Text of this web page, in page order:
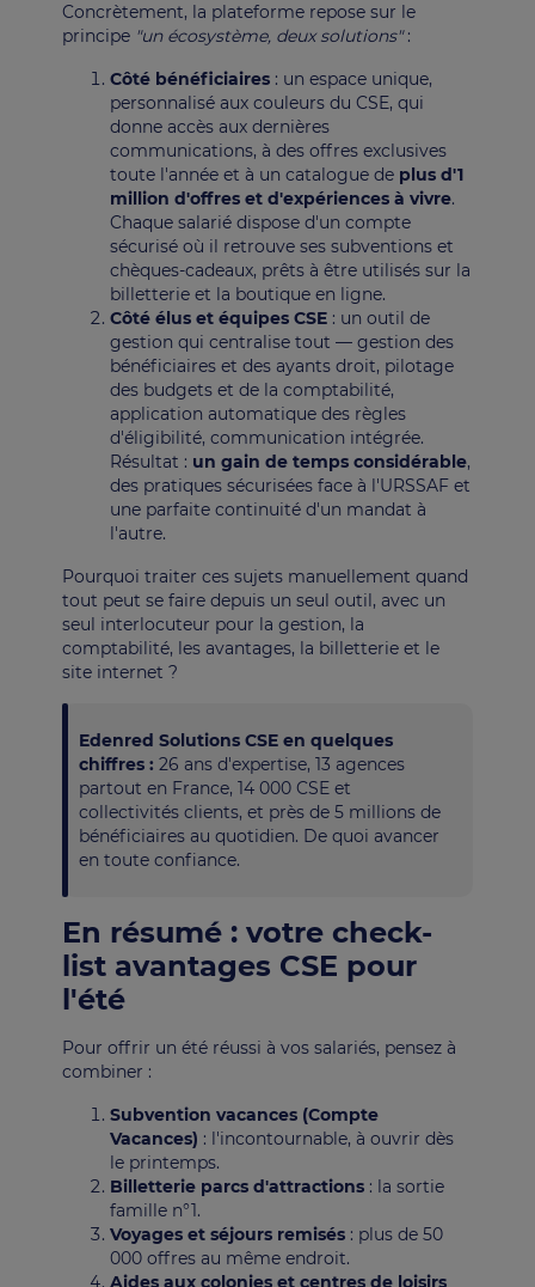
Concrètement, la plateforme repose sur le
principe "un écosystème, deux solutions":
Côté bénéficiaires : un espace unique,
personnalisé aux couleurs du CSE, qui
donne accès aux dernières
communications, à des offres exclusives
toute l'année et à un catalogue de plus d'1
million d'offres et d'expériences à vivre.
Chaque salarié dispose d'un compte
sécurisé où il retrouve ses subventions et
chèques-cadeaux, prêts à être utilisés sur la
billetterie et la boutique en ligne.
Côté élus et équipes CSE : un outil de
gestion qui centralise tout — gestion des
bénéficiaires et des ayants droit, pilotage
des budgets et de la comptabilité,
application automatique des règles
d'éligibilité, communication intégrée.
Résultat : un gain de temps considérable,
des pratiques sécurisées face à l'URSSAF et
une parfaite continuité d'un mandat à
l'autre.
Pourquoi traiter ces sujets manuellement quand
tout peut se faire depuis un seul outil, avec un
seul interlocuteur pour la gestion, la
comptabilité, les avantages, la billetterie et le
site internet ?
Edenred Solutions CSE en quelques
chiffres : 26 ans d'expertise, 13 agences
partout en France, 14 000 CSE et
collectivités clients, et près de 5 millions de
bénéficiaires au quotidien. De quoi avancer
en toute confiance.
En résumé : votre check-
list avantages CSE pour
l'été
Pour offrir un été réussi à vos salariés, pensez à
combiner :
Subvention vacances (Compte
Vacances) : l'incontournable, à ouvrir dès
le printemps.
Billetterie parcs d'attractions : la sortie
famille n°1.
Voyages et séjours remisés : plus de 50
000 offres au même endroit.
Aides aux colonies et centres de loisirs